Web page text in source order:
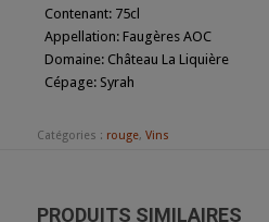
Contenant: 75cl
Appellation: Faugères AOC
Domaine: Château La Liquière
Cépage: Syrah
Catégories : rouge, Vins
PRODUITS SIMILAIRES